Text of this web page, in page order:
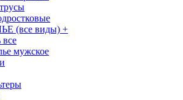
(все виды) +
все
мужское